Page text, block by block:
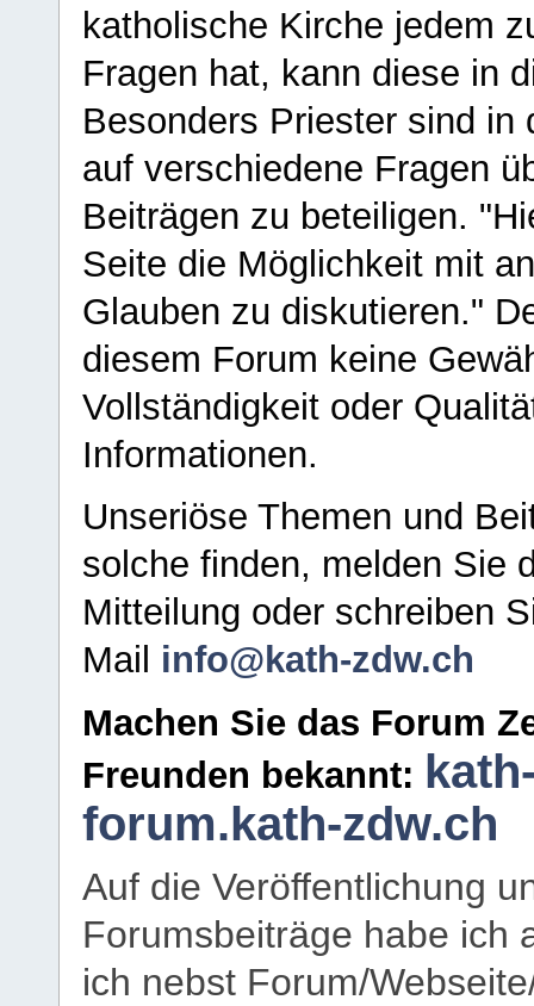
katholische Kirche jedem
Fragen hat, kann diese in
Besonders Priester sind in
auf verschiedene Fragen
Beiträgen zu beteiligen.
Seite die Möglichkeit mit
Glauben zu diskutieren."
diesem Forum keine
Vollständigkeit oder
Informationen.
Unseriöse Themen und
solche finden, melden Sie
Mitteilung oder schreiben
Mail info@kath-zdw.ch
Machen Sie das Forum
Freunden bekannt:
forum.kath-zdw.ch
Auf die Veröffentlichung
Forumsbeiträge habe ich
ich nebst Forum/